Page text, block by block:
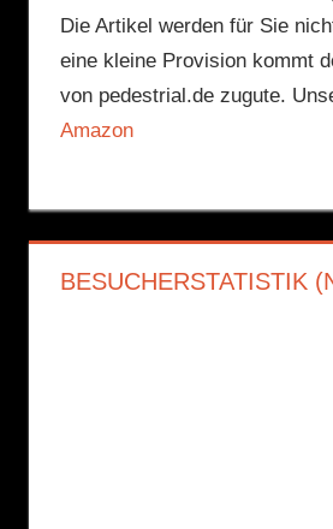
Die Artikel werden für Sie
eine kleine Provision kommt
von pedestrial.de zugute.
Amazon
BESUCHERSTATISTIK